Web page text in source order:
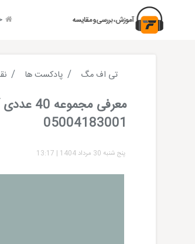
تی اف مگ پادکست ها
معرفی
05004183001
پنج شنبه 30 مرداد 1404 |
13:17